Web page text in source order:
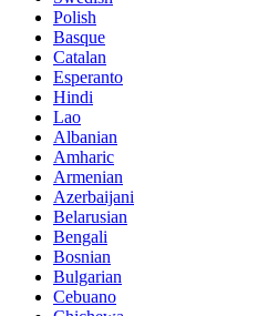
Polish
Basque
Catalan
Esperanto
Hindi
Lao
Albanian
Amharic
Armenian
Azerbaijani
Belarusian
Bengali
Bosnian
Bulgarian
Cebuano